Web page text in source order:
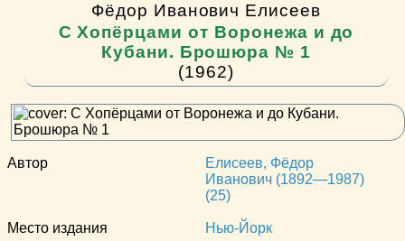
Фёдор Иванович Елисеев
С Хопёрцами от Воронежа и до
Кубани. Брошюра № 1
(1962)
Автор
Елисеев, Фёдор
Иванович (1892—1987)
(25)
Место издания Нью-Йорк